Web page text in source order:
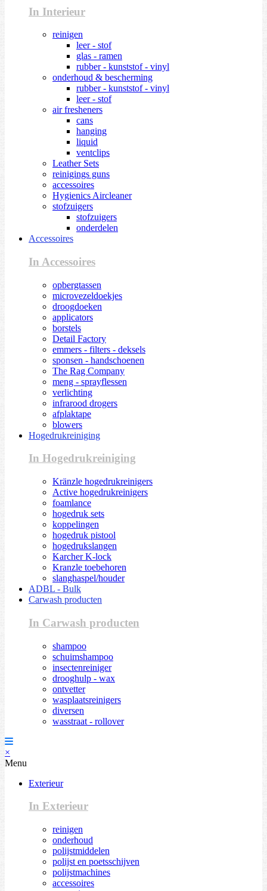
In Interieur
reinigen
leer - stof
glas - ramen
rubber - kunststof - vinyl
onderhoud & bescherming
rubber - kunststof - vinyl
leer - stof
air fresheners
cans
hanging
liquid
ventclips
Leather Sets
reinigings guns
accessoires
Hygienics Aircleaner
stofzuigers
stofzuigers
onderdelen
Accessoires
In Accessoires
opbergtassen
microvezeldoekjes
droogdoeken
applicators
borstels
Detail Factory
emmers - filters - deksels
sponsen - handschoenen
The Rag Company
meng - sprayflessen
verlichting
infrarood drogers
afplaktape
blowers
Hogedrukreiniging
In Hogedrukreiniging
Kränzle hogedrukreinigers
Active hogedrukreinigers
foamlance
hogedruk sets
koppelingen
hogedruk pistool
hogedrukslangen
Karcher K-lock
Kranzle toebehoren
slanghaspel/houder
ADBL - Bulk
Carwash producten
In Carwash producten
shampoo
schuimshampoo
insectenreiniger
drooghulp - wax
ontvetter
wasplaatsreinigers
diversen
wasstraat - rollover
×
Menu
Exterieur
In Exterieur
reinigen
onderhoud
polijstmiddelen
polijst en poetsschijven
polijstmachines
accessoires